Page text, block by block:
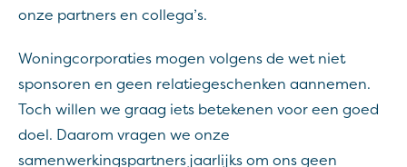
onze partners en collega’s.
Woningcorporaties mogen volgens de wet niet
sponsoren en geen relatiegeschenken aannemen.
Toch willen we graag iets betekenen voor een goed
doel. Daarom vragen we onze
samenwerkingspartners jaarlijks om ons geen